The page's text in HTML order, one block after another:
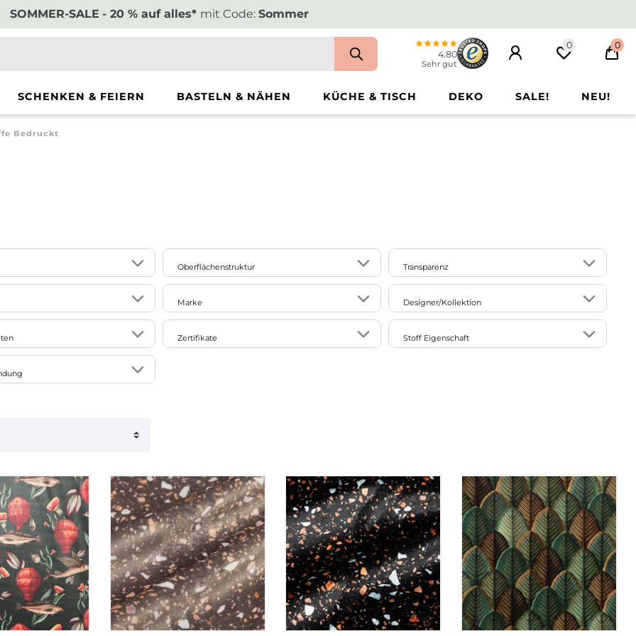
SOMMER-SALE - 20 % auf alles* mit Code: Sommer
4.80
Sehr gut
0 0
SCHENKEN & FEIERN BASTELN & NÄHEN KÜCHE & TISCH DEKO SALE! NEU!
Bedruckt
4
7
Oberflächenstruktur
matt 2
mit Flor 7
Transparenz
4
5
2
3
1
2
2
3
1
Marke Designer/Kollektion
Zertifikate Stoff Eigenschaft
Webware 17
23
23
2
Gardinen 23